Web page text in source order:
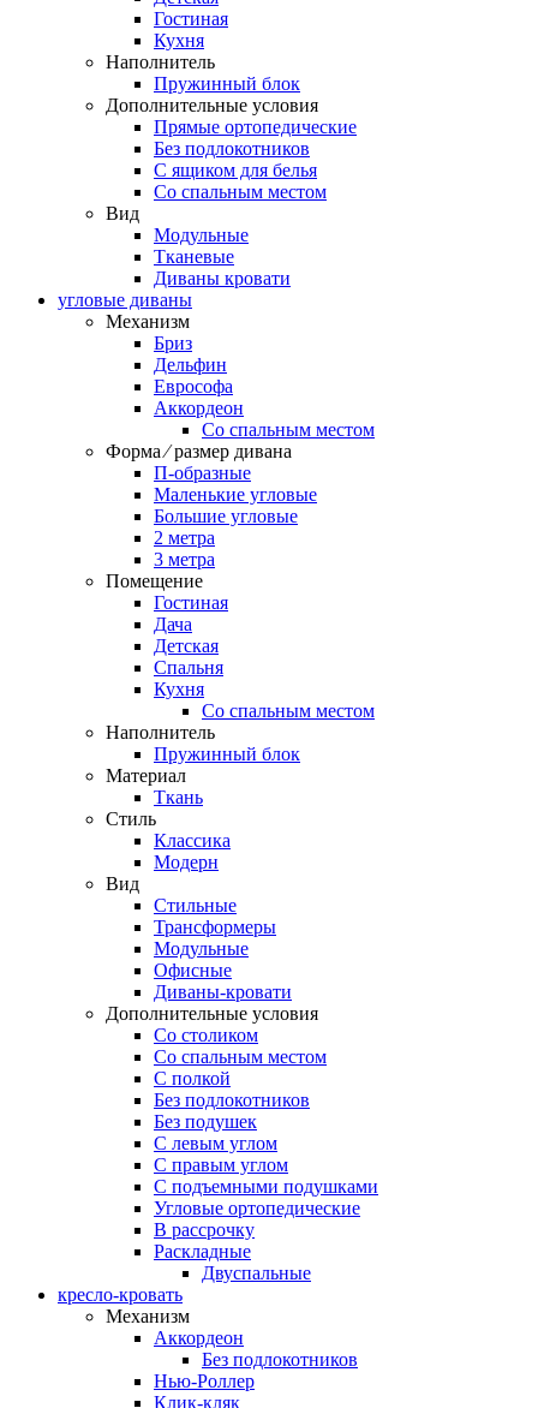
Гостиная
Кухня
Наполнитель
Пружинный блок
Дополнительные условия
Прямые ортопедические
Без подлокотников
С ящиком для белья
Со спальным местом
Вид
Модульные
Тканевые
Диваны кровати
угловые диваны
Механизм
Бриз
Дельфин
Еврософа
Аккордеон
Со спальным местом
Форма ⁄ размер дивана
П-образные
Маленькие угловые
Большие угловые
2 метра
3 метра
Помещение
Гостиная
Дача
Детская
Спальня
Кухня
Со спальным местом
Наполнитель
Пружинный блок
Материал
Ткань
Стиль
Классика
Модерн
Вид
Стильные
Трансформеры
Модульные
Офисные
Диваны-кровати
Дополнительные условия
Со столиком
Со спальным местом
С полкой
Без подлокотников
Без подушек
C левым углом
C правым углом
С подъемными подушками
Угловые ортопедические
В рассрочку
Раскладные
Двуспальные
кресло-кровать
Механизм
Аккордеон
Без подлокотников
Нью-Роллер
Клик-кляк